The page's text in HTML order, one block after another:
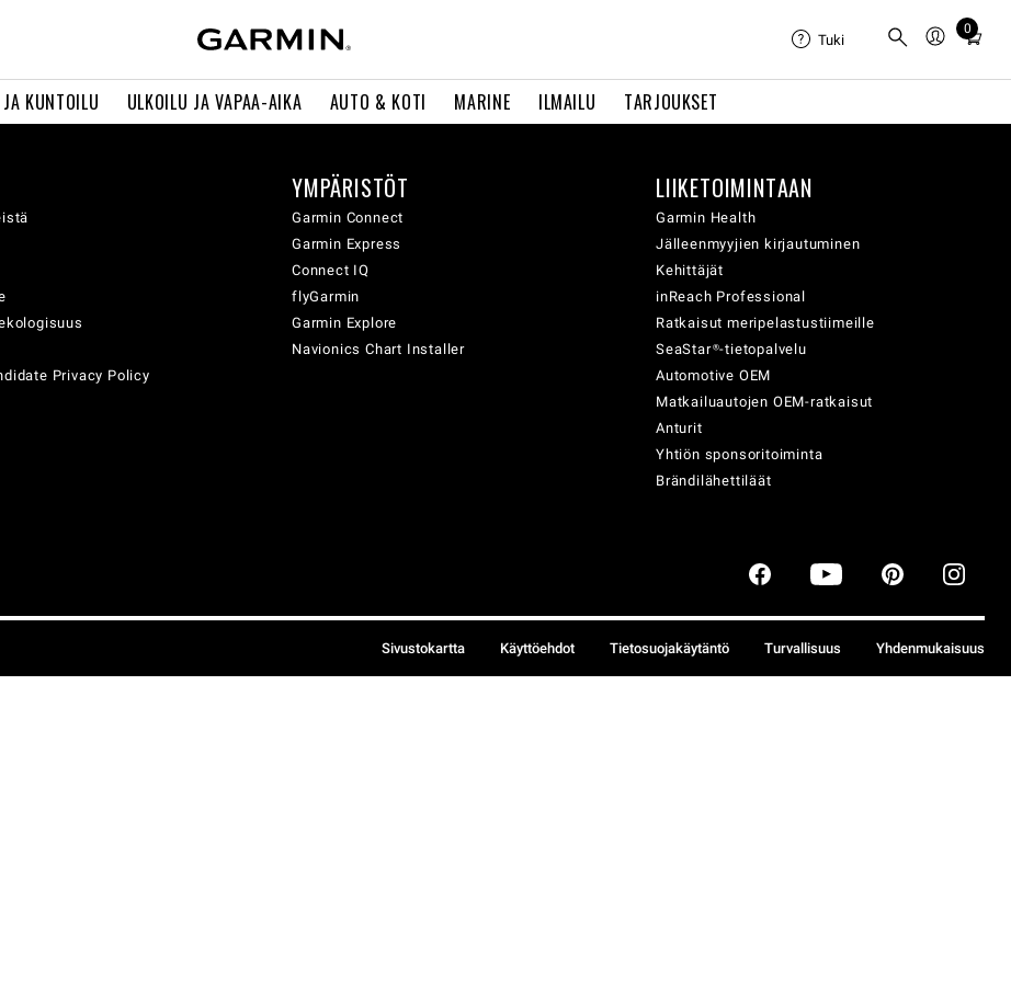
KUNTOILU ULKOILU JA VAPAA-AIKA AUTO & KOTI MARINE ILMAILU TARJOUKSET
Tuki
0
Total
cart:
Privacy Policy
YMPÄRISTÖT
Garmin Connect
Garmin Express
Connect IQ
flyGarmin
Garmin Explore
Navionics Chart Installer
LIIKETOIMINTAAN
Garmin Health
Jälleenmyyjien kirjautuminen
Kehittäjät
inReach Professional
Ratkaisut meripelastustiimeille
SeaStar®-tietopalvelu
Automotive OEM
Matkailuautojen OEM-ratkaisut
Anturit
Yhtiön sponsoritoiminta
Brändilähettiläät
Sivustokartta Käyttöehdot Tietosuojakäytäntö Turvallisuus Yhdenmukaisuus